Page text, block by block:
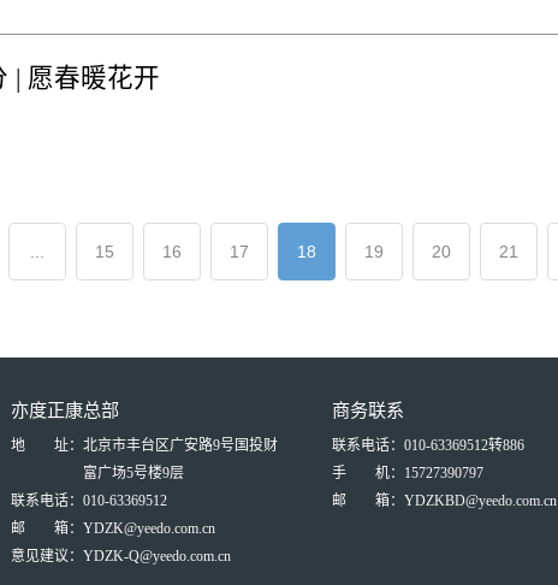
| 愿春暖花开
... 15 16 17 18 19 20 21
亦度正康总部
地 址：北京市丰台区广安路9号国投财
富广场5号楼9层
联系电话：010-63369512
邮 箱：YDZK@yeedo.com.cn
意见建议：YDZK-Q@yeedo.com.cn
商务联系
联系电话：010-63369512转886
手 机：15727390797
邮 箱：YDZKBD@yeedo.com.cn